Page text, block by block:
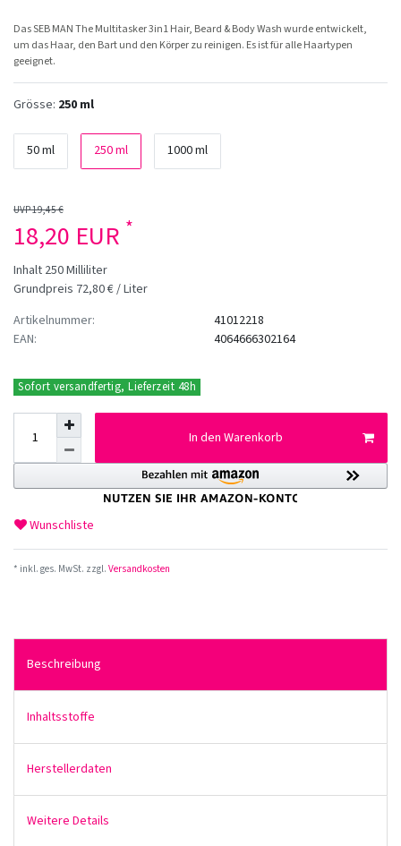
Das SEB MAN The Multitasker 3in1 Hair, Beard & Body Wash wurde entwickelt,
um das Haar, den Bart und den Körper zu reinigen. Es ist für alle Haartypen
geeignet.
Grösse: 250 ml
50 ml 250 ml 1000 ml
UVP 19,45 €
18,20 EUR *
Inhalt 250Milliliter
Grundpreis 72,80 € / Liter
Artikelnummer:
EAN:
41012218
4064666302164
Sofort versandfertig, Lieferzeit 48h
In den Warenkorb
Wunschliste
* inkl. ges. MwSt. zzgl. Versandkosten
Beschreibung
Inhaltsstoffe
Herstellerdaten
Weitere Details